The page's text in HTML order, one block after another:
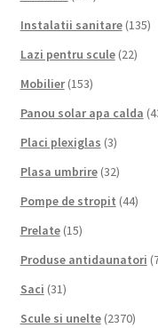
Instalatii sanitare (135)
Lazi pentru scule (22)
Mobilier (153)
Panou solar apa calda
Placi plexiglas (3)
Plasa umbrire (32)
Pompe de stropit (44)
Prelate (15)
Produse antidaunatori
Saci (31)
Scule si unelte (2370)